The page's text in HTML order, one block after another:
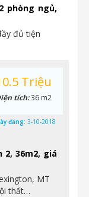
phòng ngủ,
đủ tiện
2, 36m2, giá
MT
thất…
Triệu
tích:36 m2
đăng: 3-10-2018